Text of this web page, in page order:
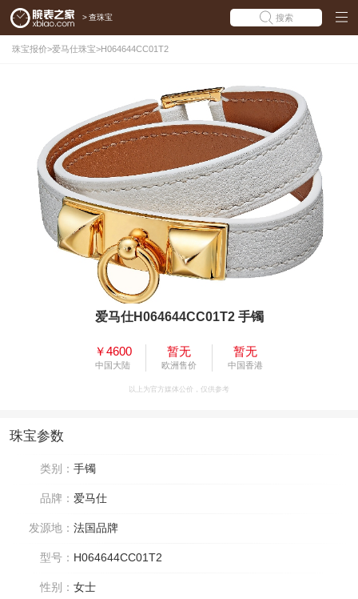
> 查珠宝 搜索
珠宝报价>爱马仕珠宝>H064644CC01T2
爱马仕H064644CC01T2 手镯
￥4600
中国大陆
暂无
欧洲售价
暂无
中国香港
以上为官方媒体公价，仅供参考
珠宝参数
类别： 手镯
品牌： 爱马仕
发源地： 法国品牌
型号： H064644CC01T2
性别： 女士